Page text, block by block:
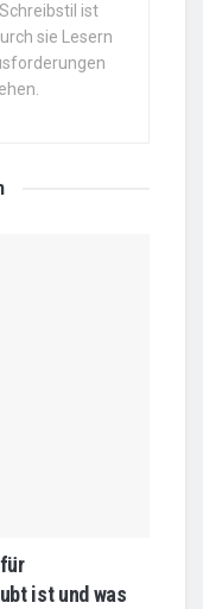
ist
sie Lesern
ist und was